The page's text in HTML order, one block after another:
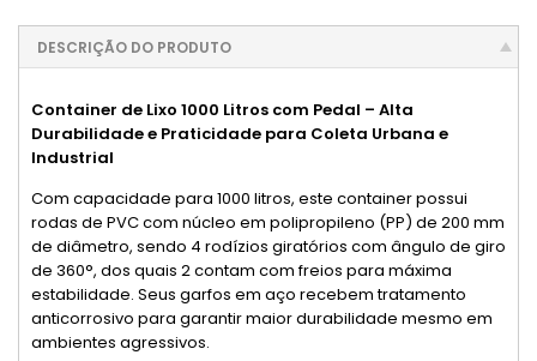
DESCRIÇÃO DO PRODUTO
Container de Lixo 1000 Litros com Pedal – Alta
Durabilidade e Praticidade para Coleta Urbana e
Industrial
Com capacidade para 1000 litros, este container possui
rodas de PVC com núcleo em polipropileno (PP) de 200 mm
de diâmetro, sendo 4 rodízios giratórios com ângulo de giro
de 360°, dos quais 2 contam com freios para máxima
estabilidade. Seus garfos em aço recebem tratamento
anticorrosivo para garantir maior durabilidade mesmo em
ambientes agressivos.